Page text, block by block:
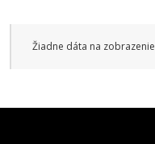
Žiadne dáta na zobrazenie